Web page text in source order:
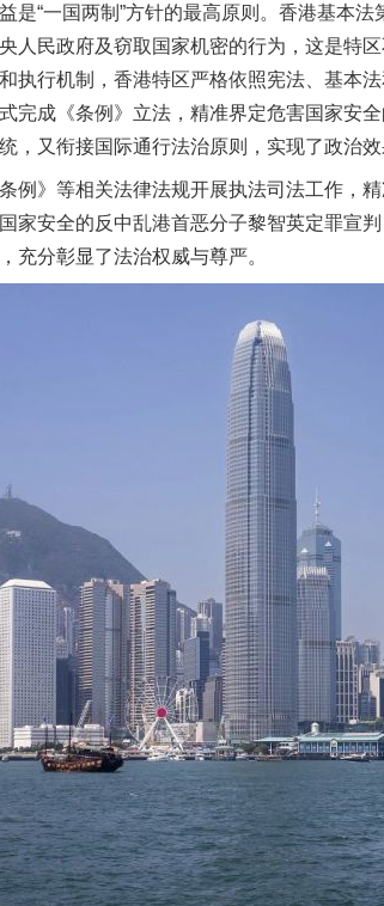
“一国两制”方针的最高原则。香港基本法
人民政府及窃取国家机密的行为，这是特
执行机制，香港特区严格依照宪法、基本
完成《条例》立法，精准界定危害国家安
，又衔接国际通行法治原则，实现了政治
》等相关法律法规开展执法司法工作，精
家安全的反中乱港首恶分子黎智英定罪宣
充分彰显了法治权威与尊严。
一纸欠条伤亲情 巡回调解促和解..